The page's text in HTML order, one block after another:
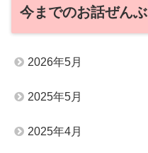
今までのお話ぜんぶ
2026年5月
2025年5月
2025年4月